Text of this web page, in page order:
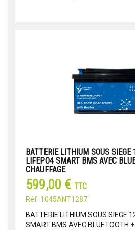
BATTERIE LITHIUM SOUS
LIFEPO4 SMART BMS AVEC
CHAUFFAGE
599,00 € TTC
Réf: 1045ANT1287
BATTERIE LITHIUM SOUS SIEGE
SMART BMS AVEC BLUETOOTH